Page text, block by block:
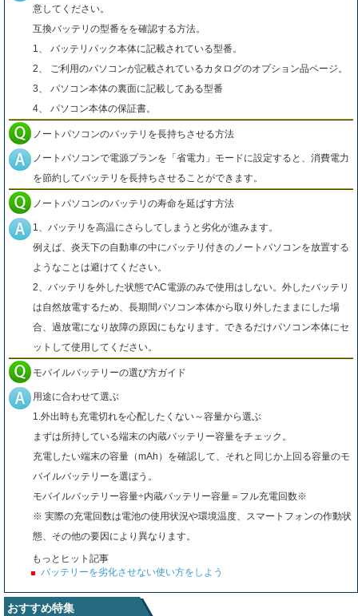
意してください。
互換バッテリの型番をを確認する方法。
1、 バッテリパック本体に記載されている型番。
2、 ご利用のパソコンが記載されているカタログのオプション品ページ。
3、 パソコン本体の裏面に記載してある型番
4、 パソコン本体の保証書。
ノートパソコンのバッテリを長持ちさせる方法
ノートパソコンで電源プランを「省電力」モードに設定すると、消費電力
を節約してバッテリを長持ちさせることができます。
ノートパソコンのバッテリの寿命を延ばす方法
1、バッテリを高温にさらしてしまうと劣化が進みます。
例えば、炎天下の自動車の中にバッテリ付きのノートパソコンを放置する
ようなことは避けてください。
2、バッテリを外した状態でAC電源のみで使用はしない。外したバッテリ
は自然放電するため、長期間パソコン本体から取り外したままにした場
合、過放電になり故障の原因にもなります。できるだけパソコン本体にセ
ットして使用してください。
モバイルバッテリーの選び方ガイド
用途に合わせて選ぶ
1.外出時も充電切れを心配したくない～容量から選ぶ
まずは所持している端末の内蔵バッテリー容量をチェック。
充電したい端末の容量（mAh）を確認して、それと同じか上回る容量のモ
バイルバッテリーを選ぼう。
モバイルバッテリー容量÷内蔵バッテリー容量＝フル充電回数※
※ 実際の充電回数は電池の使用状況や環境温度、スマートフォンの作動状
態、その他の要因により異なります。
もっとヒット記事
バッテリーを劣化させない使い方をしよう
おすすめ特集